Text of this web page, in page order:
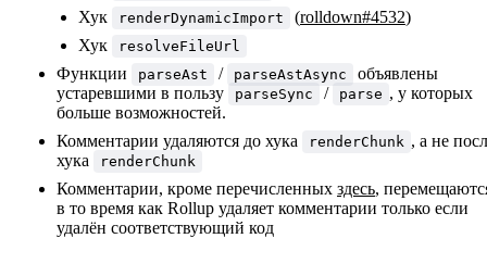
Хук
renderDynamicImport (rolldown#4532)
Хук
resolveFileUrl
Функции parseAst / parseAstAsync
объявлены
устаревшими в пользу
parseSync / parse , у которых
больше возможностей.
Комментарии удаляются до хука
renderChunk , а не
хука
renderChunk
Комментарии, кроме перечисленных здесь,
в то время как Rollup удаляет комментарии только если
удалён соответствующий код